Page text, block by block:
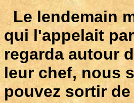
Le lendemain
qui l'appelait
regarda autour
leur chef, nous
pouvez sortir